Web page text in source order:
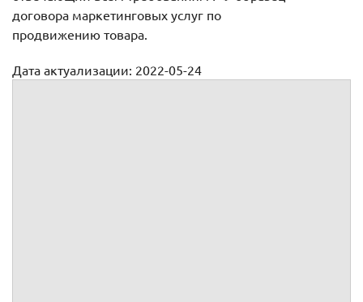
договора маркетинговых услуг по
продвижению товара.
Дата актуализации: 2022-05-24